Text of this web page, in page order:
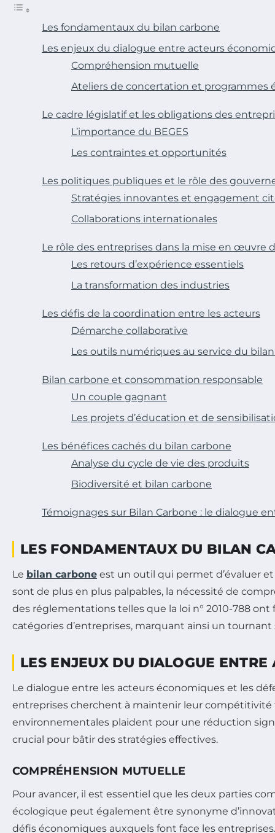
Les fondamentaux du bilan carbone
Les enjeux du dialogue entre acteurs
Compréhension mutuelle
Ateliers de concertation et programmes
Le cadre législatif et les obligations des
L’importance du BEGES
Les contraintes et opportunités
Les politiques publiques et le rôle des
Stratégies innovantes et engagement
Collaborations internationales
Le rôle des entreprises dans la mise en œuvre
Les retours d’expérience essentiels
La transformation des industries
Les défis de la coordination entre les acteurs
Démarche collaborative
Les outils numériques au service du
Bilan carbone et consommation responsable
Un couple gagnant
Les projets d’éducation et de
Les bénéfices cachés du bilan carbone
Analyse du cycle de vie des produits
Biodiversité et bilan carbone
Témoignages sur Bilan Carbone : le dialogue
LES FONDAMENTAUX DU BILAN
Le bilan carbone est un outil qui permet d’évaluer
sont de plus en plus palpables, la nécessité de
des réglementations telles que la loi n° 2010-788
catégories d’entreprises, marquant ainsi un
LES ENJEUX DU DIALOGUE
Le dialogue entre les acteurs économiques et les
entreprises cherchent à maintenir leur compétitivité
environnementales plaident pour une réduction
crucial pour bâtir des stratégies effectives.
COMPRÉHENSION MUTUELLE
Pour avancer, il est essentiel que les deux parties
écologique peut également être synonyme
défis économiques auxquels font face les